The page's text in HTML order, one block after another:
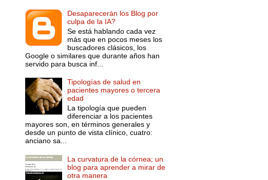
Desaparecerán los Blog por
culpa de la IA?
Se está hablando cada vez
más que en pocos meses los
buscadores clásicos, los
Google o similares que durante años han
servido para busca inf...
Tipologías de salud en
pacientes mayores o tercera
edad
La tipología que pueden
diferenciar a los pacientes
mayores son, en términos generales y
desde un punto de vista clínico, cuatro:
anciano sa...
La curvatura de la córnea; un
blog para aprender a mirar de
otra manera